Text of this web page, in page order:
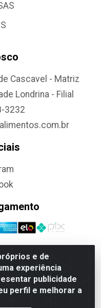
e de
experiência
publicidade
perfil e melhorar a
Cascavel - Matriz
Londrina - Filial
3232
Rua Itatiba Do Sul, 161 -
85804-700- CNPJ
90